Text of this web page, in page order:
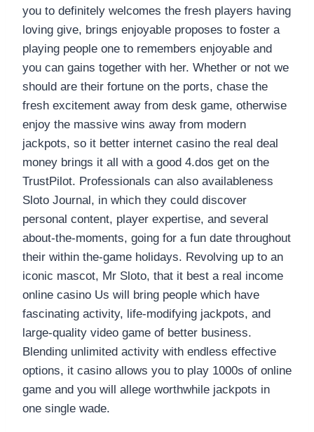
you to definitely welcomes the fresh players having
loving give, brings enjoyable proposes to foster a
playing people one to remembers enjoyable and
you can gains together with her. Whether or not we
should are their fortune on the ports, chase the
fresh excitement away from desk game, otherwise
enjoy the massive wins away from modern
jackpots, so it better internet casino the real deal
money brings it all with a good 4.dos get on the
TrustPilot. Professionals can also availableness
Sloto Journal, in which they could discover
personal content, player expertise, and several
about-the-moments, going for a fun date throughout
their within the-game holidays. Revolving up to an
iconic mascot, Mr Sloto, that it best a real income
online casino Us will bring people which have
fascinating activity, life-modifying jackpots, and
large-quality video game of better business.
Blending unlimited activity with endless effective
options, it casino allows you to play 1000s of online
game and you will allege worthwhile jackpots in
one single wade.